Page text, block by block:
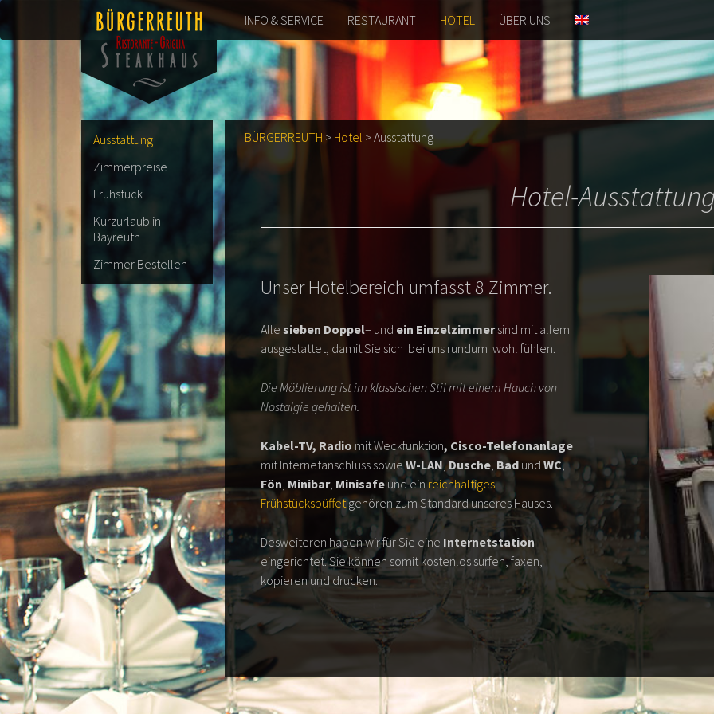
INFO & SERVICE RESTAURANT HOTEL ÜBER UNS
Ausstattung
Zimmerpreise
Frühstück
Kurzurlaub in
Bayreuth
Zimmer Bestellen
BÜRGERREUTH > Hotel >Ausstattung
Hotel-
Unser Hotelbereich umfasst 8 Zimmer.
Alle sieben Doppel– und ein Einzelzimmersind mit allem
ausgestattet, damit Sie sich bei uns rundum wohl fühlen.
Die Möblierung ist im klassischen Stil mit einem Hauch von
Nostalgie gehalten.
Kabel-TV, Radio mit Weckfunktion, Cisco-Telefonanlage
mit Internetanschluss sowieW-LAN,Dusche, Bad und WC,
Fön, Minibar, Minisafe und ein reichhaltiges
Frühstücksbüffetgehören zum Standard unseres Hauses.
Desweiteren haben wir für Sie eine Internetstation
eingerichtet. Sie können somit kostenlos surfen, faxen,
kopieren und drucken.